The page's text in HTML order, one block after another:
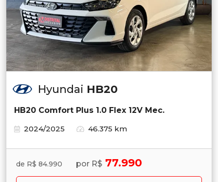
Hyundai HB20
HB20 Comfort Plus 1.0 Flex 12V Mec.
2024/2025
46.375 km
de R$ 84.990 por R$ 77.990